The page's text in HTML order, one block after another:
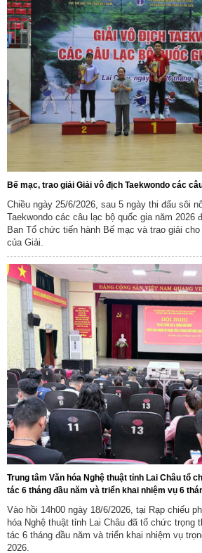
Bế mạc, trao giải Giải vô địch Taekwondo các
Chiều ngày 25/6/2026, sau 5 ngày thi đấu sôi
Taekwondo các câu lạc bộ quốc gia năm 2026
Ban Tổ chức tiến hành Bế mạc và trao giải
của Giải.
Trung tâm Văn hóa Nghệ thuật tỉnh Lai Châu tổ
tác 6 tháng đầu năm và triển khai nhiệm vụ 6
Vào hồi 14h00 ngày 18/6/2026, tại Rạp chiếu
hóa Nghệ thuật tỉnh Lai Châu đã tổ chức trọng
tác 6 tháng đầu năm và triển khai nhiệm vụ
2026.